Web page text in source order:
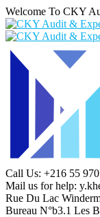
Welcome To CKY
Call Us: +216 55
Mail us for help:
Rue Du Lac
Bureau N°b3.1 Les